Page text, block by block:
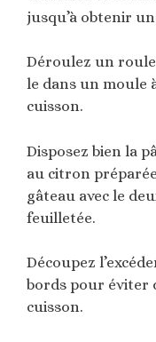
jusqu’à obtenir
Déroulez un
le dans un moule
cuisson.
Disposez bien la
au citron
gâteau avec le
feuilletée.
Découpez
bords pour éviter
cuisson.